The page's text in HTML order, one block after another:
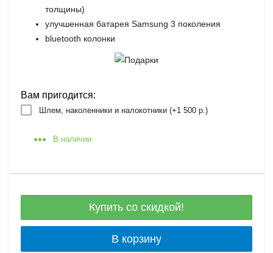
толщины)
улучшенная батарея Samsung 3 поколения
bluetooth колонки
Вам пригодится:
Шлем, наколенники и налокотники (+1 500 р.)
В наличии
Купить со скидкой!
В корзину